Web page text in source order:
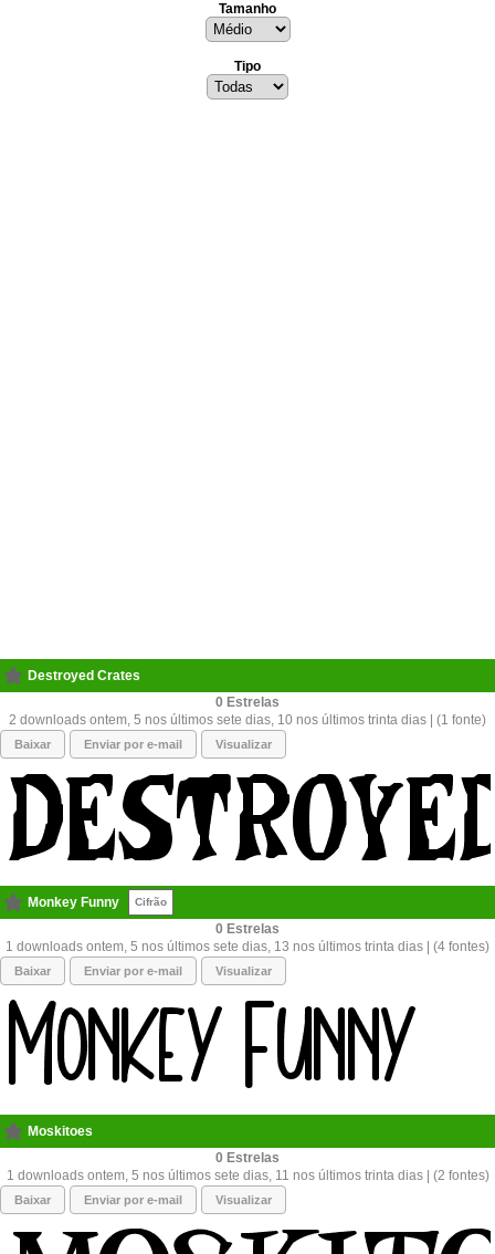
Tamanho
Tipo
Destroyed Crates
0
2 downloads ontem, 5 nos últimos sete dias, 10 nos últimos trinta dias | (1 fonte)
Baixar Enviar por e-mail Visualizar
Monkey Funny Cifrão
0
1 downloads ontem, 5 nos últimos sete dias, 13 nos últimos trinta dias | (4 fontes)
Baixar Enviar por e-mail Visualizar
Moskitoes
0
1 downloads ontem, 5 nos últimos sete dias, 11 nos últimos trinta dias | (2 fontes)
Baixar Enviar por e-mail Visualizar